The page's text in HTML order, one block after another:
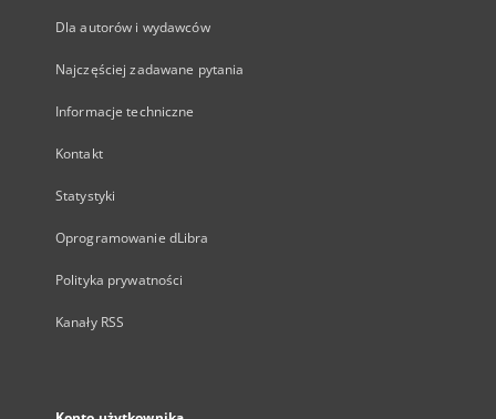
Dla autorów i wydawców
Najczęściej zadawane pytania
Informacje techniczne
Kontakt
Statystyki
Oprogramowanie dLibra
Polityka prywatności
Kanały RSS